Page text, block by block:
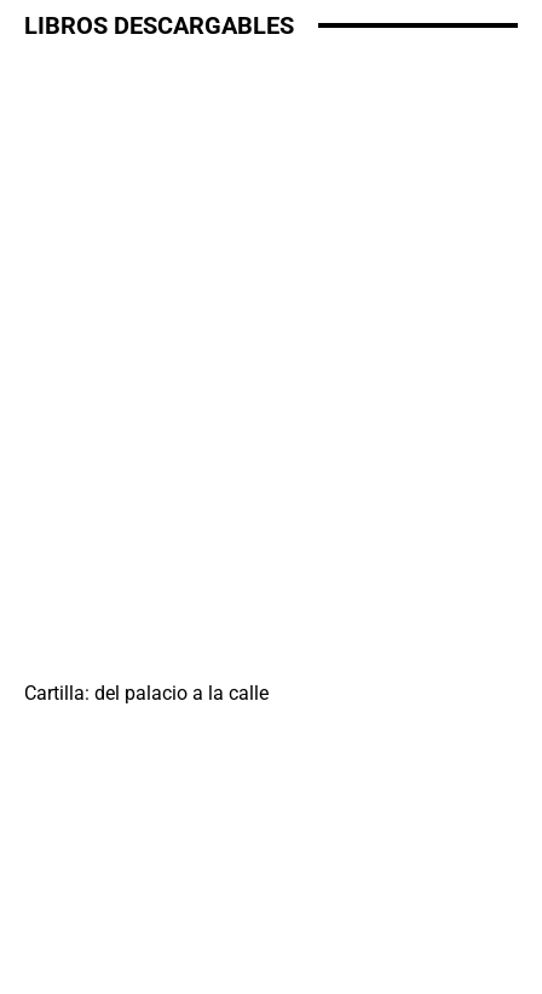
LIBROS DESCARGABLES
Cartilla: del palacio a la calle